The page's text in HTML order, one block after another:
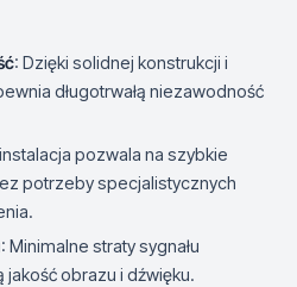
: Dzięki solidnej konstrukcji i
długotrwałą niezawodność
pozwala na szybkie
potrzeby specjalistycznych
: Minimalne straty sygnału
jakość obrazu i dźwięku.